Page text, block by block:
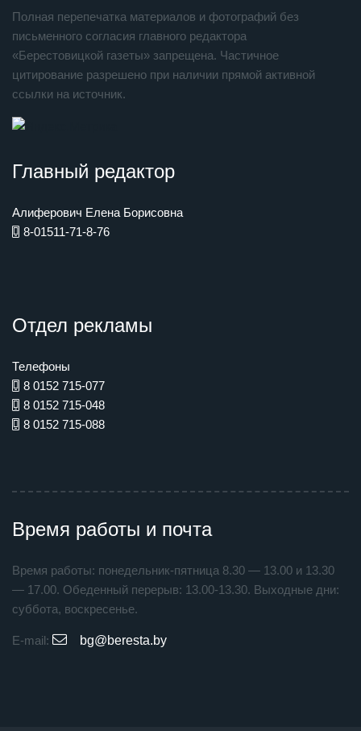
Полная перепечатка материалов и фотографий без
письменного согласия главного редактора
«Берестовицкой газеты» запрещена. Частичное
цитирование разрешено при наличии прямой активной
ссылки на источник.
Главный редактор
Алиферович Елена Борисовна
8-01511-71-8-76
Отдел рекламы
Телефоны
8 0152 715-077
8 0152 715-048
8 0152 715-088
Время работы и почта
Время работы: понедельник-пятница 8.30 — 13.00 и 13.30
— 17.00. Обеденный перерыв: 13.00-13.30. Выходные дни:
суббота, воскресенье.
E-mail: bg@beresta.by